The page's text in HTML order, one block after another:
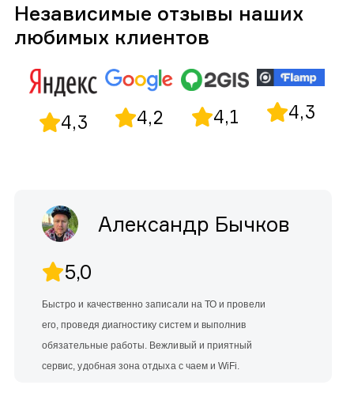
Независимые отзывы наших
любимых клиентов
4,3 4,2 4,1 4,3
Александр Бычков
5,0
Быстро и качественно записали на ТО и провели
его, проведя диагностику систем и выполнив
обязательные работы. Вежливый и приятный
сервис, удобная зона отдыха с чаем и WiFi.